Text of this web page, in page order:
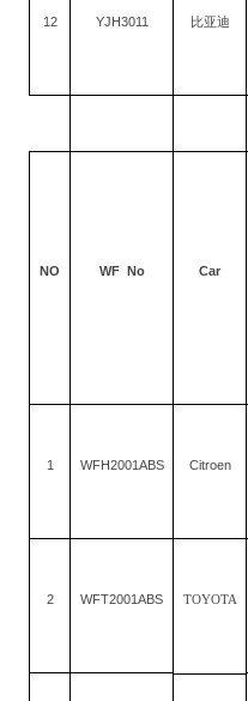
12 YJH3011 比亚迪
NO WF No Car
1 WFH2001ABS Citroen
2 WFT2001ABS TOYOTA